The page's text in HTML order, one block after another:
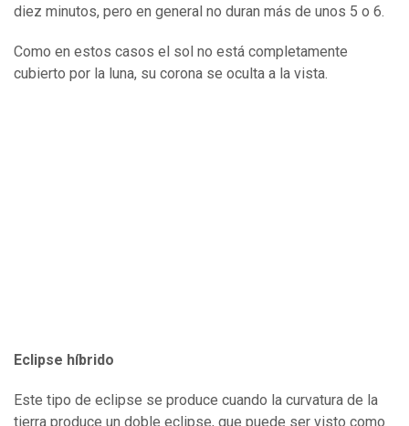
diez minutos, pero en general no duran más de unos 5 o 6.
Como en estos casos el sol no está completamente
cubierto por la luna, su corona se oculta a la vista.
Eclipse híbrido
Este tipo de eclipse se produce cuando la curvatura de la
tierra produce un doble eclipse, que puede ser visto como